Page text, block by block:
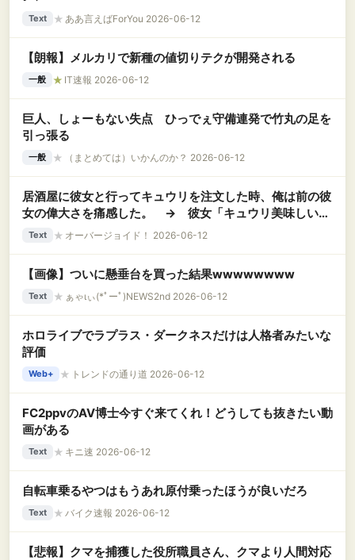
Text ★ ああ言えばForYou 2026-06-12
【朗報】メルカリで新種の値切りテクが開発される
一般 ★ IT速報 2026-06-12
巨人、しょーもない失点 ひっでぇ守備連発で竹丸の足を
引っ張る
一般 ★ （まとめては）いかんのか？ 2026-06-12
居酒屋に彼女と行ってキュウリを注文した時、俺は前の彼
女の偉大さを痛感した。 → 彼女「キュウリ美味しい！
おかわりしようよ！」俺（可愛いだけじゃだめなんだ
Text ★ オーバージョイド！ 2026-06-12
【画像】ついに懸垂台を買った結果wwwwwwww
Text ★ ぁゃιぃ(*ﾟーﾟ)NEWS2nd 2026-06-12
ホロライブでラプラス・ダークネスだけは人格者みたいな
評価
Web+ ★ トレンドの通り道 2026-06-12
FC2ppvのAV博士今すぐ来てくれ！どうしても抜きたい動
画がある
Text ★ キニ速 2026-06-12
自転車乗るやつはもうあれ原付乗ったほうが良いだろ
Text ★ バイク速報 2026-06-12
【悲報】クマを捕獲した役所職員さん、クマより人間対応